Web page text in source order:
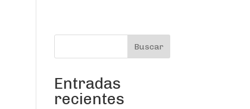
Buscar
Entradas
recientes